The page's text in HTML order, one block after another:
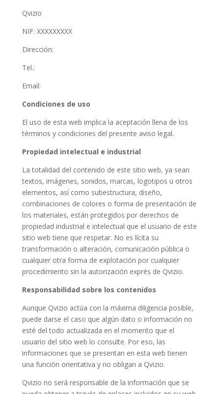
Qvizio
NIF: XXXXXXXXX
Dirección:
Tel.:
Email:
Condiciones de uso
El uso de esta web implica la aceptación llena de los
términos y condiciones del presente aviso legal.
Propiedad intelectual e industrial
La totalidad del contenido de este sitio web, ya sean
textos, imágenes, sonidos, marcas, logotipos u otros
elementos, así como subestructura, diseño,
combinaciones de colores o forma de presentación de
los materiales, están protegidos por derechos de
propiedad industrial e intelectual que el usuario de este
sitio web tiene que respetar. No es lícita su
transformación o alteración, comunicación pública o
cualquier otra forma de explotación por cualquier
procedimiento sin la autorización exprés de Qvizio.
Responsabilidad sobre los contenidos
Aunque Qvizio actúa con la máxima diligencia posible,
puede darse el caso que algún dato o información no
esté del todo actualizada en el momento que el
usuario del sitio web lo consulte. Por eso, las
informaciones que se presentan en esta web tienen
una función orientativa y no obligan a Qvizio.
Qvizio no será responsable de la información que se